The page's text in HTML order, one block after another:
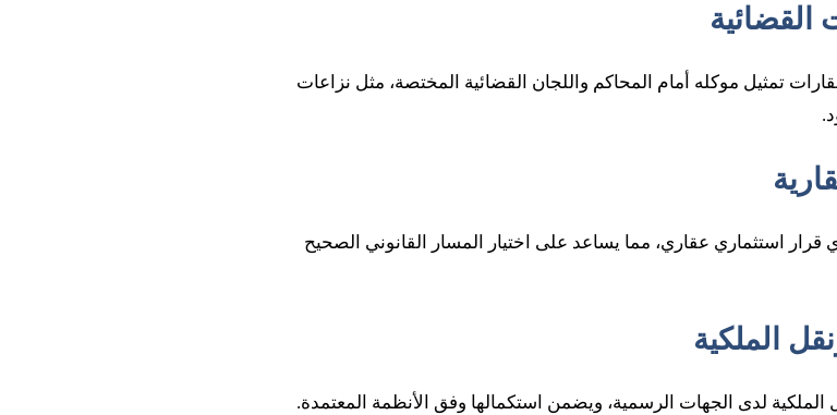
تمثيل موكله أمام المحاكم واللجان القضائية المختصة، مثل نزاعات
قرار استثماري عقاري، مما يساعد على اختيار المسار القانوني الصحيح
لدى الجهات الرسمية، ويضمن استكمالها وفق الأنظمة المعتمدة.